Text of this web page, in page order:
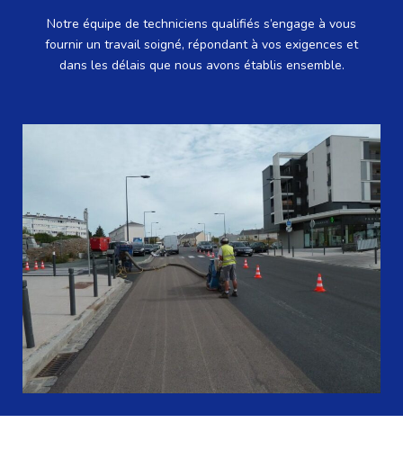
Notre équipe de techniciens qualifiés s’engage à vous
fournir un travail soigné, répondant à vos exigences et
dans les délais que nous avons établis ensemble.